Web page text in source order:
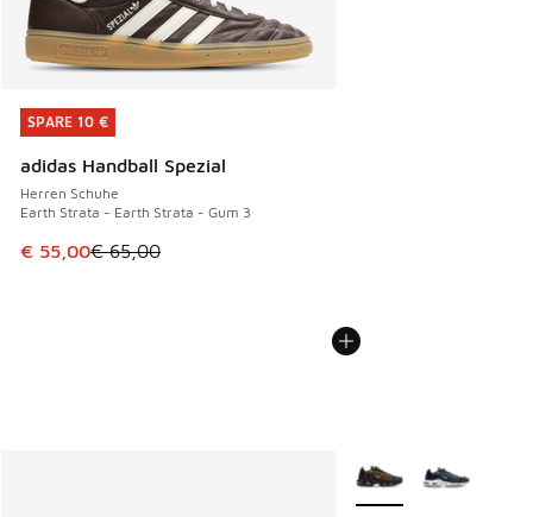
SPARE 10 €
adidas Handball Spezial
Herren Schuhe
Earth Strata - Earth Strata - Gum 3
Dieser Artikel ist im Sale. Der Preis ist von € 65,00 auf €
€ 55,00€ 65,00
SPARE 10 €
Weitere Farben